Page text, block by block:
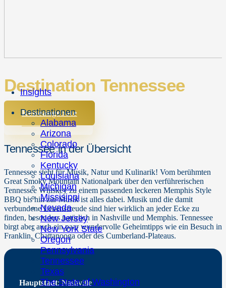
Insights
Destinationen
Alabama
Arizona
Colorado
Florida
Kentucky
Louisiana
Michigan
Missisippi
Nevada
New Jersey
New York State
Oregon
Pennsylvania
Tennessee
Texas
The State of Washington
Destination Tennessee
Reiseangebote
Informationen
Tennessee in der Übersicht
Tennessee steht für Musik, Natur und Kulinarik! Vom berühmten
Great Smoky Mountain Nationalpark über den verführerischen
Tennessee Whiskey zu einem passenden leckeren Memphis Style
BBQ bis hin zur Musik ist alles dabei. Musik und die damit
verbundene Lebensfreude sind hier wirklich an jeder Ecke zu
finden, besonders natürlich in Nashville und Memphis. Tennessee
birgt aber auch ein paar wundervolle Geheimtipps wie ein Besuch in
Franklin, Chattanooga oder des Cumberland-Plateaus.
Hauptstadt: Nashville